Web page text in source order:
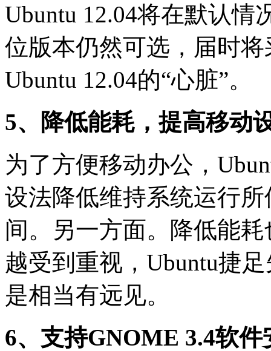
Ubuntu 12.04将在默认情
位版本仍然可选，届时
Ubuntu 12.04的“心脏”。
5、降低能耗，提高移动
为了方便移动办公，
设法降低维持系统运行
间。另一方面。降低能
越受到重视，Ubuntu捷
是相当有远见。
6、支持GNOME 3.4软件